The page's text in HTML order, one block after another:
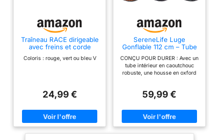
Traîneau RACE dirigeable
avec freins et corde
Coloris : rouge, vert ou bleu V
24,99 €
SereneLife Luge
Gonflable 112 cm – Tube
Coque Rigide et Housse
Oxford – pour Enfants et
Adultes, Vert
CONÇU POUR DURER : Avec un
tube intérieur en caoutchouc
robuste, une housse en oxford
résiste au froid extrême, offrant
l'usure et une glisse rapide et
fluide sur tous les types de
neige. GONFLAGE &
59,99 €